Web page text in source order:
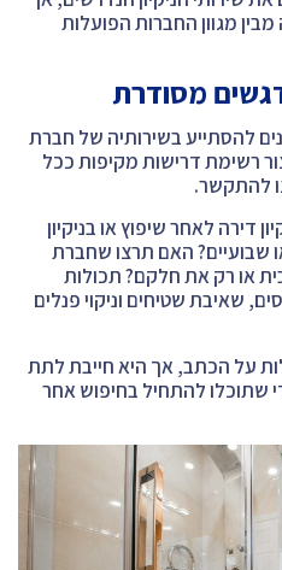
מגוון החברות הפועלות
מסודרת
להסתייע בשירותיה של חברת
רשימת דרישות מקיפות ככל
להתקשר.
דירה לאחר שיפוץ או בניקיון
שבועיים? האם תרצו שחברת
או רק את חלקם? תכולות
שאיבת שטיחים וניקוי פנלים
על הכתב, אך היא חייבת לתת
להתחיל בחיפוש אחר